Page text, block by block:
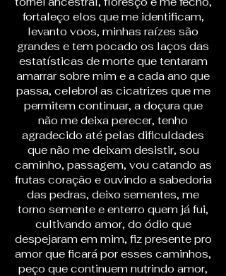
fortaleço elos que me identificam,
levanto voos, minhas raízes são
grandes e tem pocado os laços das
estatísticas de morte que tentaram
amarrar sobre mim e a cada ano que
passa, celebro! as cicatrizes que me
permitem continuar, a doçura que
não me deixa perecer, tenho
agradecido até pelas dificuldades
que não me deixam desistir, sou
caminho, passagem, vou catando as
frutas coração e ouvindo a sabedoria
das pedras, deixo sementes, me
torno semente e enterro quem já fui,
cultivando amor, do ódio que
despejaram em mim, fiz presente pro
amor que ficará por esses caminhos,
peço que continuem nutrindo amor,